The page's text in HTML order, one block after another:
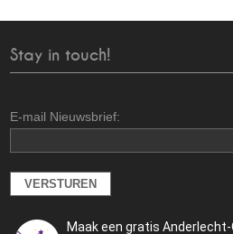
Stay in touch!
E-mail Nieuwsbrief:
Maak een gratis